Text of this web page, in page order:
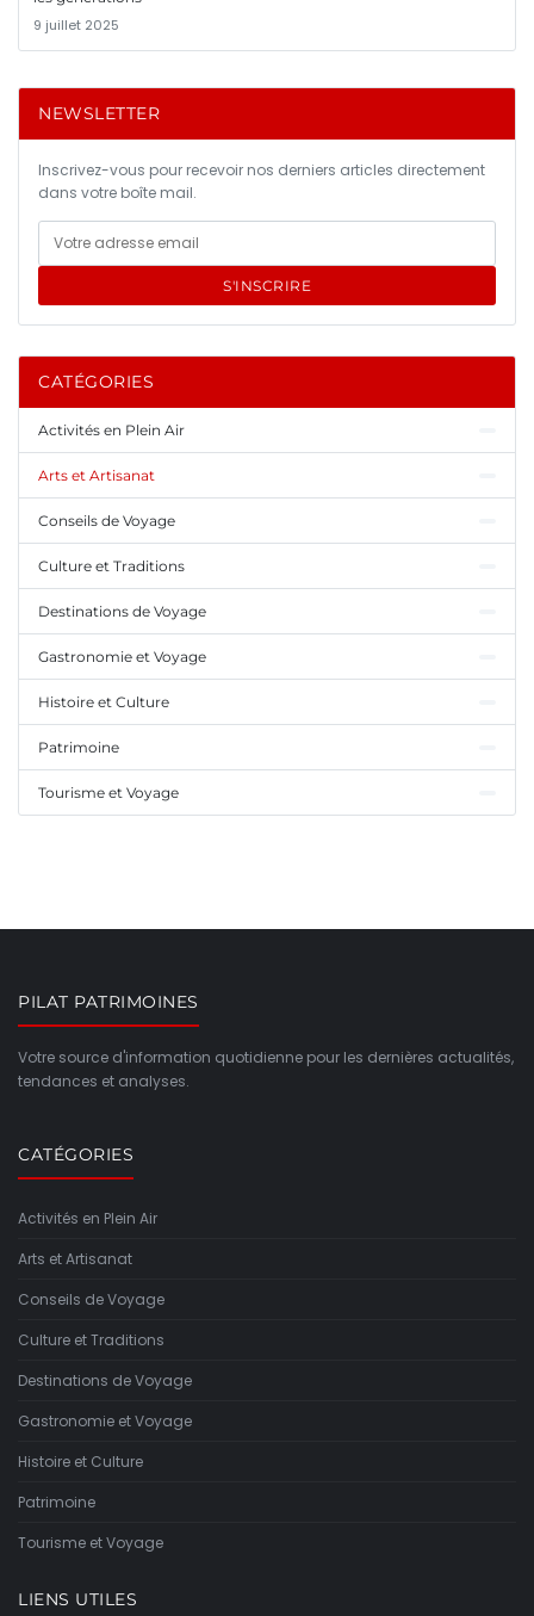
9 juillet 2025
NEWSLETTER
Inscrivez-vous pour recevoir nos derniers articles directement
dans votre boîte mail.
S'INSCRIRE
CATÉGORIES
Activités en Plein Air
Arts et Artisanat
Conseils de Voyage
Culture et Traditions
Destinations de Voyage
Gastronomie et Voyage
Histoire et Culture
Patrimoine
Tourisme et Voyage
PILAT PATRIMOINES
Votre source d'information quotidienne pour les dernières actualités,
tendances et analyses.
CATÉGORIES
Activités en Plein Air
Arts et Artisanat
Conseils de Voyage
Culture et Traditions
Destinations de Voyage
Gastronomie et Voyage
Histoire et Culture
Patrimoine
Tourisme et Voyage
LIENS UTILES